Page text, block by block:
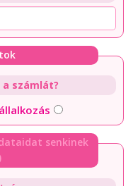
számlát?
senkinek